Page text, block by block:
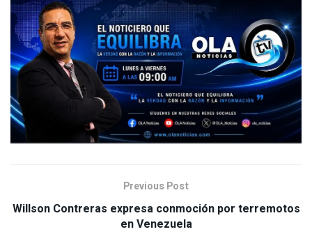
Previous Post
Willson Contreras expresa conmoción por terremotos
en Venezuela